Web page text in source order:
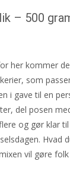
– 500
her kommer
som
i gave til en
del posen
og gør klar
Hvad
vil gøre